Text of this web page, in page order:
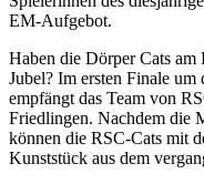
EM-Aufgebot.
Haben die Dörper Cats am
Jubel? Im ersten Finale
empfängt das Team von
Friedlingen. Nachdem die
können die RSC-Cats mit
Kunststück aus dem